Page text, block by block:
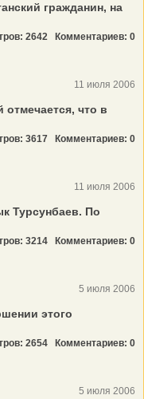
гражданин, на
2642 Комментариев: 0
11 июля 2006
что в
3617 Комментариев: 0
11 июля 2006
Турсунбаев. По
3214 Комментариев: 0
5 июля 2006
этого
2654 Комментариев: 0
5 июля 2006